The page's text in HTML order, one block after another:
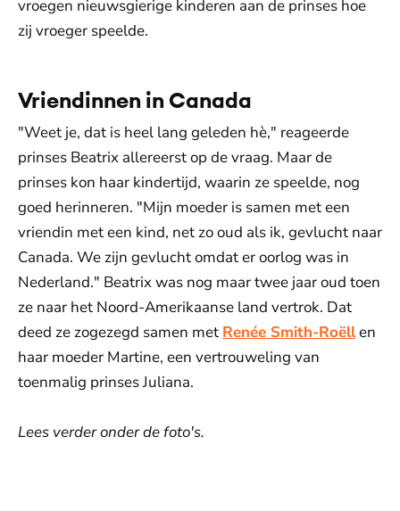
vroegen nieuwsgierige kinderen aan de prinses hoe
zij vroeger speelde.
Vriendinnen in Canada
"Weet je, dat is heel lang geleden hè," reageerde
prinses Beatrix allereerst op de vraag. Maar de
prinses kon haar kindertijd, waarin ze speelde, nog
goed herinneren. "Mijn moeder is samen met een
vriendin met een kind, net zo oud als ik, gevlucht naar
Canada. We zijn gevlucht omdat er oorlog was in
Nederland." Beatrix was nog maar twee jaar oud toen
ze naar het Noord-Amerikaanse land vertrok. Dat
deed ze zogezegd samen met Renée Smith-Roëllen
haar moeder Martine, een vertrouweling van
toenmalig prinses Juliana.
Lees verder onder de foto's.